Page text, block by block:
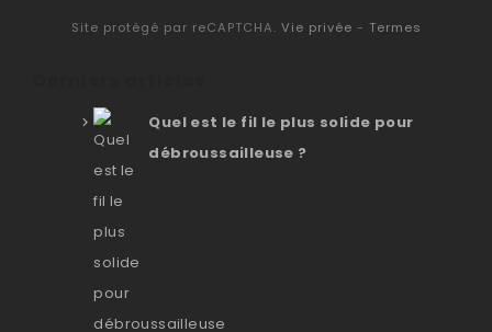
Site protégé par reCAPTCHA. Vie privée - Termes
Quel est le fil le plus solide pour
débroussailleuse ?